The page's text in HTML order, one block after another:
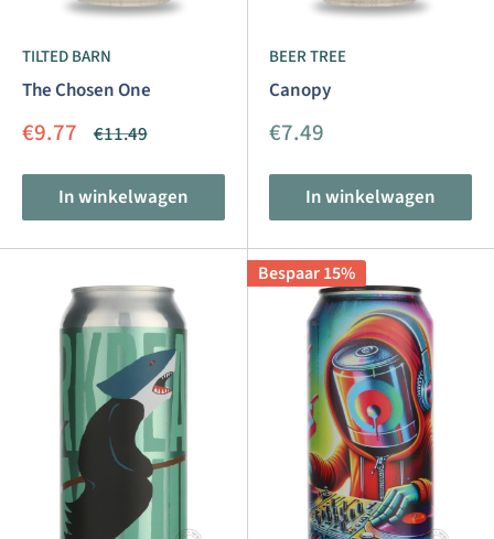
TILTED BARN
The Chosen One
Aanbiedingsprijs
€9.77 Normale
€11.49
In winkelwagen
BEER TREE
Canopy
Aanbiedingsprijs
€7.49
In winkelwagen
Bespaar 15%